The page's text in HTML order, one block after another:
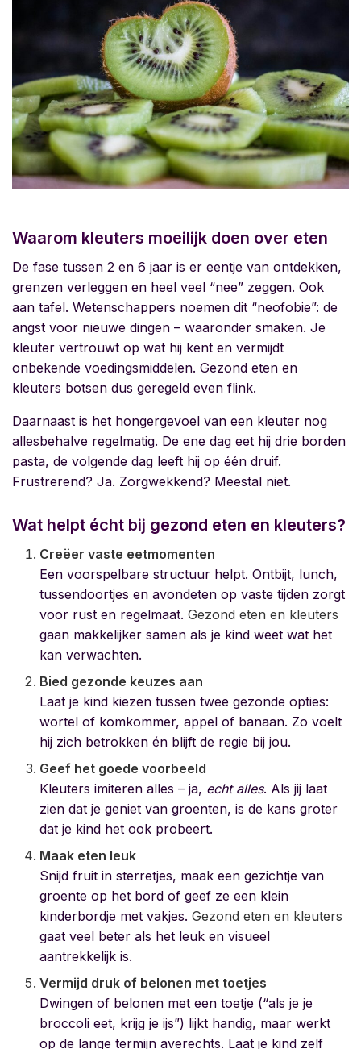
Waarom kleuters moeilijk doen over eten
De fase tussen 2 en 6 jaar is er eentje van ontdekken,
grenzen verleggen en heel veel “nee” zeggen. Ook
aan tafel. Wetenschappers noemen dit “neofobie”: de
angst voor nieuwe dingen – waaronder smaken. Je
kleuter vertrouwt op wat hij kent en vermijdt
onbekende voedingsmiddelen. Gezond eten en
kleuters botsen dus geregeld even flink.
Daarnaast is het hongergevoel van een kleuter nog
allesbehalve regelmatig. De ene dag eet hij drie borden
pasta, de volgende dag leeft hij op één druif.
Frustrerend? Ja. Zorgwekkend? Meestal niet.
Wat helpt écht bij gezond eten en kleuters?
Creëer vaste eetmomenten
Een voorspelbare structuur helpt. Ontbijt, lunch,
tussendoortjes en avondeten op vaste tijden zorgt
voor rust en regelmaat.Gezond eten en kleuters
gaan makkelijker samen als je kind weet wat het
kan verwachten.
Bied gezonde keuzes aan
Laat je kind kiezen tussen twee gezonde opties:
wortel of komkommer, appel of banaan. Zo voelt
hij zich betrokken én blijft de regie bij jou.
Geef het goede voorbeeld
Kleuters imiteren alles – ja, echt alles. Als jij laat
zien dat je geniet van groenten, is de kans groter
dat je kind het ook probeert.
Maak eten leuk
Snijd fruit in sterretjes, maak een gezichtje van
groente op het bord of geef ze een klein
kinderbordje met vakjes.Gezond eten en kleuters
gaat veel beter als het leuk en visueel
aantrekkelijk is.
Vermijd druk of belonen met toetjes
Dwingen of belonen met een toetje (“als je je
broccoli eet, krijg je ijs”) lijkt handig, maar werkt
op de lange termijn averechts. Laat je kind zelf